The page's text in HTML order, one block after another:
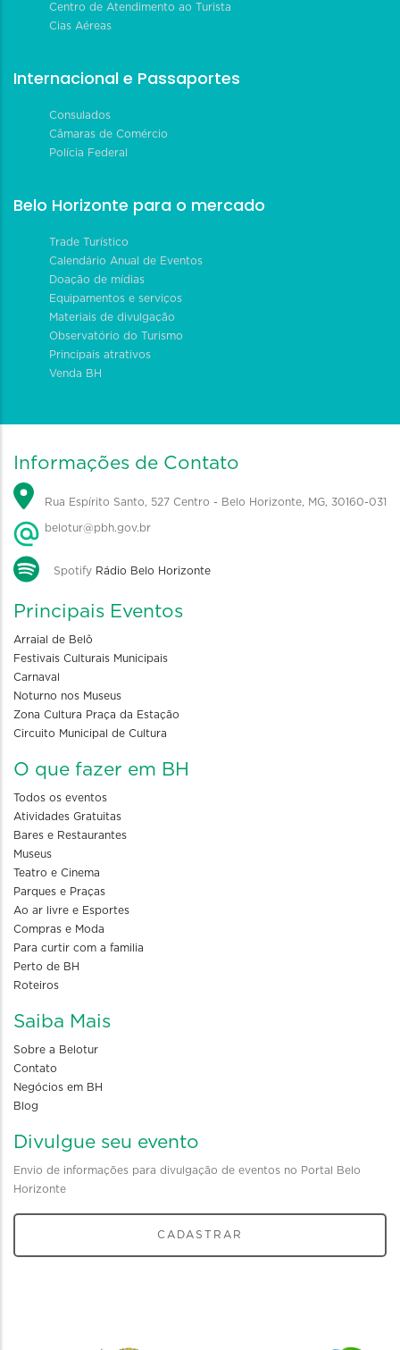
Centro de Atendimento ao Turista
Cias Aéreas
Internacional e Passaportes
Consulados
Câmaras de Comércio
Polícia Federal
Belo Horizonte para o mercado
Trade Turístico
Calendário Anual de Eventos
Doação de mídias
Equipamentos e serviços
Materiais de divulgação
Observatório do Turismo
Principais atrativos
Venda BH
Informações de Contato
Rua Espírito Santo, 527 Centro - Belo Horizonte, MG, 30160-031
belotur@pbh.gov.br
Spotify Rádio Belo Horizonte
Principais Eventos
Arraial de Belô
Festivais Culturais Municipais
Carnaval
Noturno nos Museus
Zona Cultura Praça da Estação
Circuito Municipal de Cultura
O que fazer em BH
Todos os eventos
Atividades Gratuitas
Bares e Restaurantes
Museus
Teatro e Cinema
Parques e Praças
Ao ar livre e Esportes
Compras e Moda
Para curtir com a familia
Perto de BH
Roteiros
Saiba Mais
Sobre a Belotur
Contato
Negócios em BH
Blog
Divulgue seu evento
Envio de informações para divulgação de eventos no Portal Belo
Horizonte
CADASTRAR